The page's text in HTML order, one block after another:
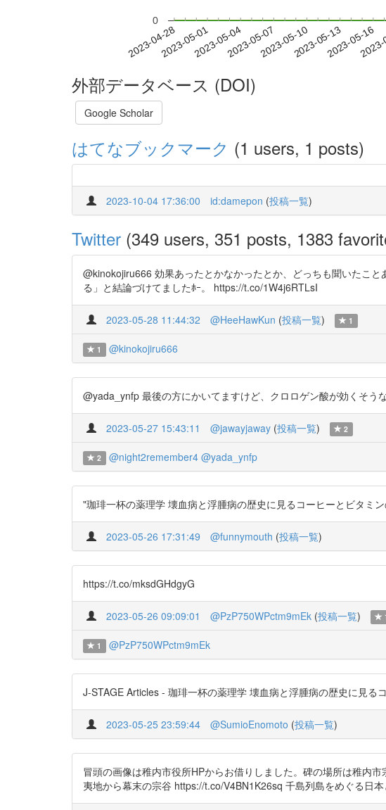
2023-04-282023-05-012023-05-042023-05-072023-05-102023-05-132023-05-16
0
外部データベース (DOI)
Google Scholar
はてなブックマーク (1 users, 1 posts)
2023-10-04 17:36:00 id:damepon (投稿一覧)
Twitter (349 users, 351 posts, 1383
@kinokojiru666 効果あったとかなかったとか、どっちも聞いたこ
る」と結論づけてましたﾎｰ。 https://t.co/1W4j6RTLsI
2023-05-28 11:44:32 @HeeHawKun (投稿一覧) 1
1 @kinokojiru666
@yada_ynfp 最後の方にかいてますけど、クロロゲン酸が効くそう
2023-05-27 15:43:11 @jawayjaway (投稿一覧) 2
2 @night2remember4 @yada_ynfp
"珈琲一杯の薬理学 壊血病と浮腫病の歴史に見るコーヒーとビタミ
2023-05-26 17:31:49 @funnymouth (投稿一覧)
https://t.co/mksdGHdgyG
2023-05-26 09:09:01 @PzP750WPctm9mEk (投稿一覧)
1 @PzP750WPctm9mEk
J-STAGE Articles - 珈琲一杯の薬理学 壊血病と浮腫病の歴史に見
2023-05-25 23:59:44 @SumioEnomoto (投稿一覧)
冒頭の画像は稚内市役所HPからお借りしました。碑の場所は稚内
夷地から幕末の宗谷 https://t.co/V4BN1K26sq 千島列島をめぐる日